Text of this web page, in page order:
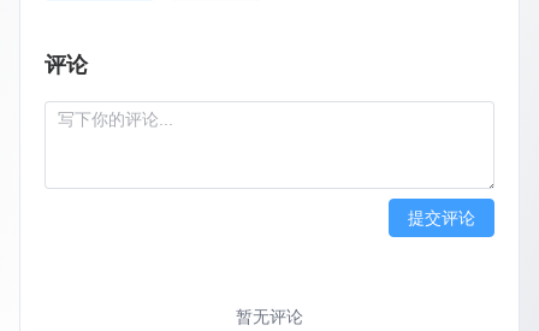
评论
提交评论
暂无评论